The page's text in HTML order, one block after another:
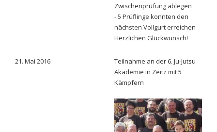
Zwischenprüfung ablegen
- 5 Prüflinge konnten den
nächsten Vollgurt erreichen
Herzlichen Glückwunsch!
21. Mai 2016
Teilnahme an der 6. Ju-Jutsu
Akademie in Zeitz mit 5
Kämpfern